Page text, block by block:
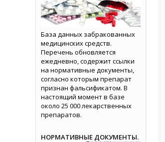
База данных забракованных
медицинских средств.
Перечень обновляется
ежедневно, содержит ссылки
на нормативные документы,
согласно которым препарат
признан фальсификатом. В
настоящий момент в базе
около 25 000 лекарственных
препаратов.
НОРМАТИВНЫЕ ДОКУМЕНТЫ.